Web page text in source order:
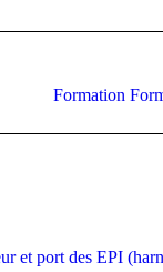
Formation
et port des EPI